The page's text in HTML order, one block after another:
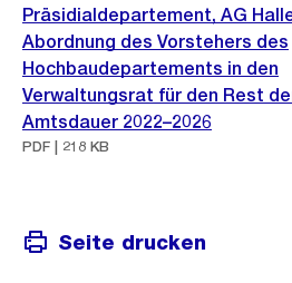
Präsidialdepartement, AG
Abordnung des Vorstehers des
Hochbaudepartements in den
Verwaltungsrat für den Rest
Amtsdauer 2022–2026
PDF | 218 KB
Seite drucken